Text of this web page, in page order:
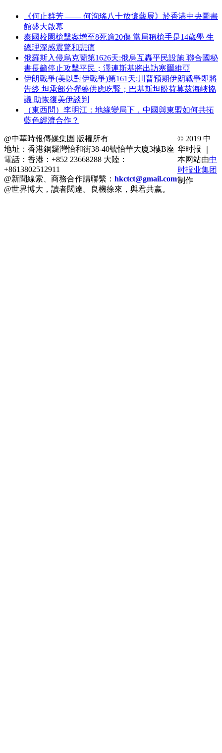
《何止群芳 —— 何洵瑤八十放懷藝展》於香港中央圖書
館盛大啟幕
泰國校園槍擊案增至8死逾20傷 當局稱槍手是14歲學 生
總理深感震驚和悲痛
俄羅斯入侵烏克蘭第1626天:俄烏互轟平民設施 聯合國秘
書長籲停止攻擊平民；澤連斯基將出訪塞爾維亞
伊朗戰爭(美以對伊戰爭)第161天:川普預期伊朗戰爭即將
告終 坦承部分彈藥供應吃緊；巴基斯坦盼荷莫茲海峽協
議 助恢復美伊談判
（東西問）李明江：地緣變局下，中國與東盟如何共拓
藍色經濟合作？
@中華時報傳媒集團 版權所有
地址：香港銅鑼灣怡和街38-40號怡華大廈3樓B座
電話：香港：+852 23668288 大陸：
+8613802512911
@新聞線索、商務合作請聯繫： hkctct@gmail.com
@世界博大，讀者闊達。良機徐來，與君共嬴。
© 2019 中
华时报 ｜
本网站由中
时报业集团
制作